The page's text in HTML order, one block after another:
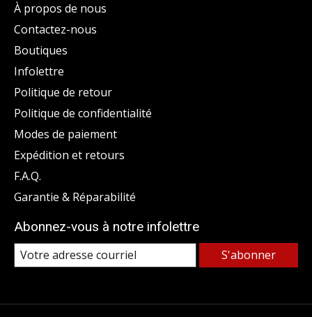
À propos de nous
Contactez-nous
Boutiques
Infolettre
Politique de retour
Politique de confidentialité
Modes de paiement
Expédition et retours
F.A.Q.
Garantie & Réparabilité
Abonnez-vous à notre infolettre
S'abonner